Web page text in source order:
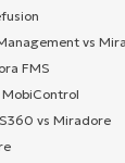
vs
FMS
vs Miradore